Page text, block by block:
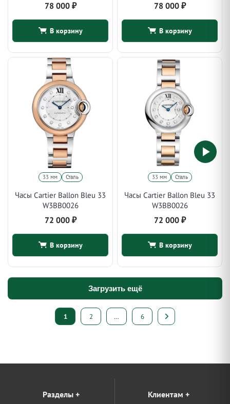
78 000 ₽
В корзину
78 000 ₽
В корзину
33 мм Сталь
Часы Cartier Ballon Bleu 33
W3BB0026
72 000 ₽
В корзину
33 мм Сталь
Часы Cartier Ballon Bleu 33
W3BB0026
72 000 ₽
В корзину
Загрузить ещё
Пагинация
1 2 … 6
Разделы + Клиентам +